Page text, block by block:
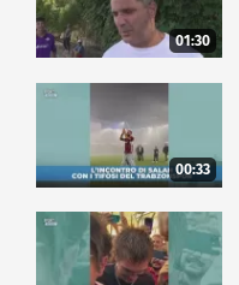
01:30
00:33